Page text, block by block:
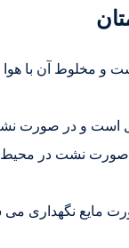
است و مخلوط آن با
است و در صورت
نشت در محیط
مایع نگهداری می